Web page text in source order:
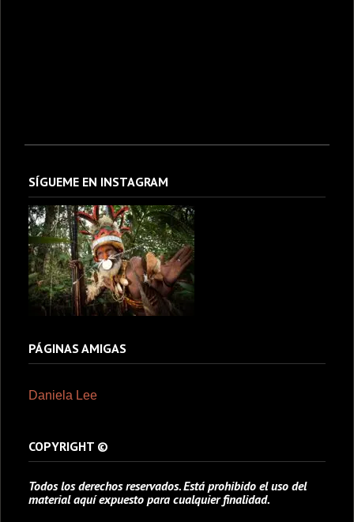
SÍGUEME EN INSTAGRAM
PÁGINAS AMIGAS
Daniela Lee
COPYRIGHT ©
Todos los derechos reservados. Está prohibido el uso del
material aquí expuesto para cualquier finalidad.